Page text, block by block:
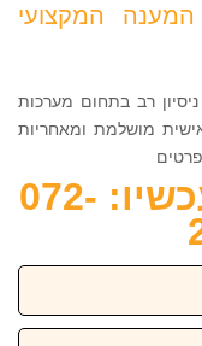
המקצועי
רב בתחום מערכות
מושלמת ומאחריות
לייעוץ חינם חייגו עכשיו: 072-